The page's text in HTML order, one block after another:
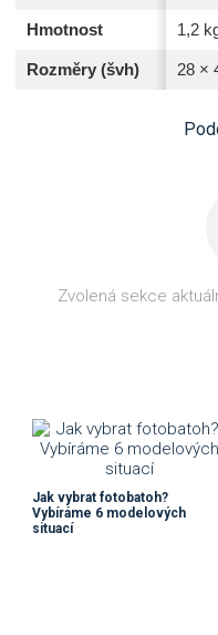
Hmotnost 1,2
Rozměry (švh) 28 ×
Zvolená sekce
Jak vybrat fotobatoh?
Vybíráme 6 modelových
situací